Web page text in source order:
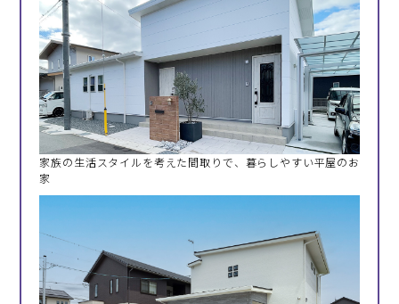
家族の生活スタイルを考えた間取りで、暮らしやすい平屋のお
家